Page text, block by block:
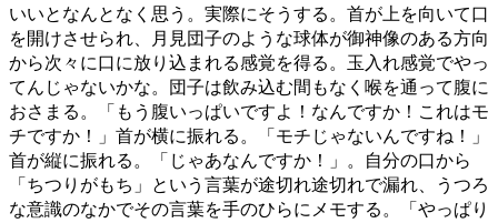
いいとなんとなく思う。実際にそうする。首が上を向いて口
を開けさせられ、月見団子のような球体が御神像のある方向
から次々に口に放り込まれる感覚を得る。玉入れ感覚でやっ
てんじゃないかな。団子は飲み込む間もなく喉を通って腹に
おさまる。「もう腹いっぱいですよ！なんですか！これはモ
チですか！」首が横に振れる。「モチじゃないんですね！」
首が縦に振れる。「じゃあなんですか！」。自分の口から
「ちつりがもち」という言葉が途切れ途切れで漏れ、うつろ
な意識のなかでその言葉を手のひらにメモする。「やっぱり